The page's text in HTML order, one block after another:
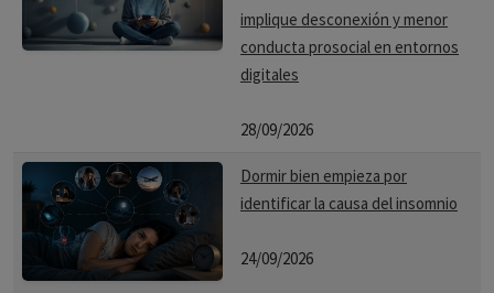
implique desconexión y menor
conducta prosocial en entornos
digitales
28/09/2026
Dormir bien empieza por
identificar la causa del insomnio
24/09/2026